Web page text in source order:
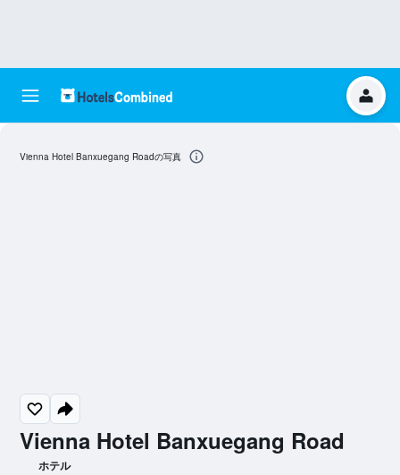
Vienna Hotel Banxuegang Road
ホテル
Vienna Hotel Banxuegang Roadの写真